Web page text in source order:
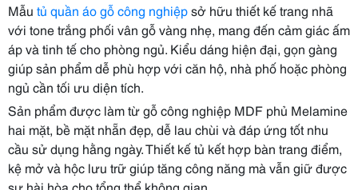
Mẫu tủ quần áo gỗ công nghiệpsở hữu thiết kế trang nhã
với tone trắng phối vân gỗ vàng nhẹ, mang đến cảm giác ấm
áp và tinh tế cho phòng ngủ. Kiểu dáng hiện đại, gọn gàng
giúp sản phẩm dễ phù hợp với căn hộ, nhà phố hoặc phòng
ngủ cần tối ưu diện tích.
Sản phẩm được làm từ gỗ công nghiệp MDF phủ Melamine
hai mặt, bề mặt nhẵn đẹp, dễ lau chùi và đáp ứng tốt nhu
cầu sử dụng hằng ngày. Thiết kế tủ kết hợp bàn trang điểm,
kệ mở và hộc lưu trữ giúp tăng công năng mà vẫn giữ được